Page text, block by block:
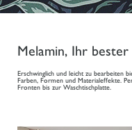
Melamin, Ihr
Erschwinglich und leicht zu bearbeiten
Farben, Formen und Materialeffekte.
Fronten bis zur Waschtischplatte.